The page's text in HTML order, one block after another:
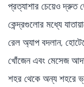
প্রত্যাশার চেয়েও দ্রুত
কেন্দ্রগুলোর মধ্যে
রেল অ্যাপ বদলান,
খোঁজেন এবং মেসেজ
শহর থেকে অন্য শহরে